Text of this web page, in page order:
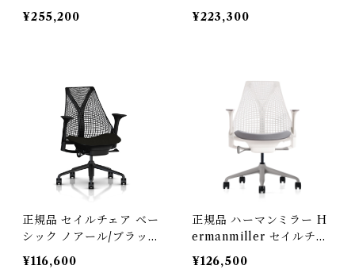
ク グレイシャー / Herma
nmiller ( 型番：FLC352
¥255,200
ホワイト＆ミネラル / Her
manmiller (型番：FLC1
¥223,300
正規品 セイルチェア ベー
シック ノアール/ブラック
AS-1 / Hermanmiller /
型番： AS1YA23HAN2B
¥116,600
正規品 ハーマンミラー H
ermanmiller セイルチェ
ア ベーシック / スタジオ
ホワイト ・ フェザーグレ
¥126,500